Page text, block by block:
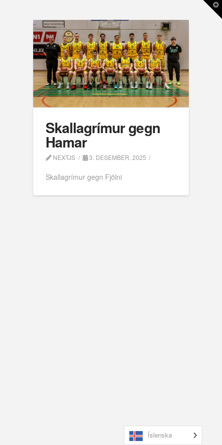
Skallagrímur gegn
Hamar
NEXTJS 3. DESEMBER, 2025
Skallagrímur gegn Fjölni
Íslenska